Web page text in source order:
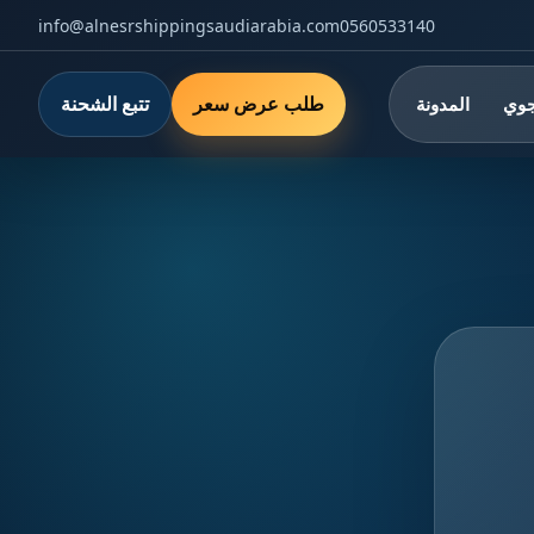
0560533140
info@alnesrshippingsaudiarabia.com
المدونة طلب عرض سعر تتبع الشحنة